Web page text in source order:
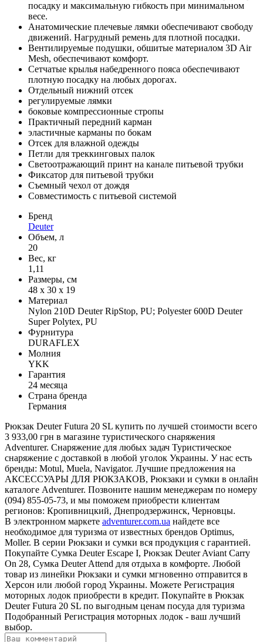
посадку и максимальную гибкость при минимальном
весе.
Анатомические плечевые лямки обеспечивают свободу
движений. Нагрудный ремень для плотной посадки.
Вентилируемые подушки, обшитые материалом 3D Air
Mesh, обеспечивают комфорт.
Сетчатые крылья набедренного пояса обеспечивают
плотную посадку на любых дорогах.
Отдельный нижний отсек
регулируемые лямки
боковые компрессионные стропы
Практичный передний карман
эластичные карманы по бокам
Отсек для влажной одежды
Петли для треккинговых палок
Светоотражающий принт на канале питьевой трубки
Фиксатор для питьевой трубки
Съемный чехол от дождя
Совместимость с питьевой системой
Бренд
Deuter
Объем, л
20
Вес, кг
1,11
Размеры, см
48 x 30 x 19
Материал
Nylon 210D Deuter RipStop, PU; Polyester 600D Deuter
Super Polytex, PU
Фурнитура
DURAFLEX
Молния
YKK
Гарантия
24 месяца
Страна бренда
Германия
Рюкзак Deuter Futura 20 SL купить по лучшей стоимости всего
3 933,00 грн в магазине туристического снаряжения
Adventurer. Снаряжение для любых задач Туристическое
снаряжение с доставкой в любой уголок Украины. У нас есть
бренды: Motul, Muela, Navigator. Лучшие предложения на
АКСЕССУАРЫ ДЛЯ РЮКЗАКОВ, Рюкзаки и сумки в онлайн
каталоге Adventurer. Позвоните нашим менеджерам по номеру
(094) 855-05-73, и мы поможем приобрести клиентам
регионов: Кропивницкий, Днепродзержинск, Черновцы.
В электронном маркете adventurer.com.ua найдете все
необходимое для туризма от известных брендов Optimus,
Moller. В серии Рюкзаки и сумки вся продукция с гарантией.
Покупайте Сумка Deuter Escape I, Рюкзак Deuter Aviant Carry
On 28, Сумка Deuter Attend для отдыха в комфорте. Любой
товар из линейки Рюкзаки и сумки мгновенно отправится в
Херсон или любой город Украины. Можете Регистрация
моторных лодок приобрести в кредит. Покупайте в Рюкзак
Deuter Futura 20 SL по выгодным ценам посуда для туризма
Подобранный Регистрация моторных лодок - ваш лучший
выбор.